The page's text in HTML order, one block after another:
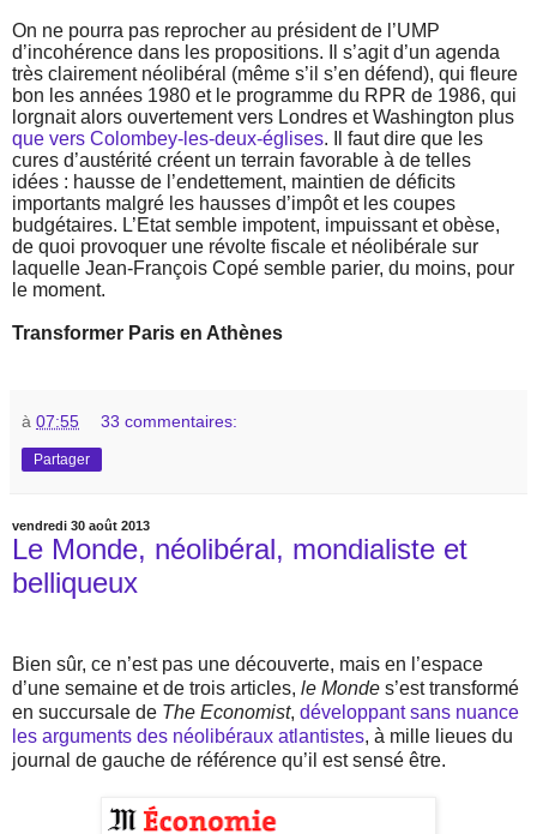
On ne pourra pas reprocher au président de l’UMP
d’incohérence dans les propositions. Il s’agit d’un agenda
très clairement néolibéral (même s’il s’en défend), qui fleure
bon les années 1980 et le programme du RPR de 1986, qui
lorgnait alors ouvertement vers Londres et Washington plus
que vers Colombey-les-deux-églises. Il faut dire que les
cures d’austérité créent un terrain favorable à de telles
idées : hausse de l’endettement, maintien de déficits
importants malgré les hausses d’impôt et les coupes
budgétaires. L’Etat semble impotent, impuissant et obèse,
de quoi provoquer une révolte fiscale et néolibérale sur
laquelle Jean-François Copé semble parier, du moins, pour
le moment.
Transformer Paris en Athènes
à 07:55 33 commentaires:
Partager
vendredi 30 août 2013
Le Monde, néolibéral, mondialiste et
belliqueux
Bien sûr, ce n’est pas une découverte, mais en l’espace
d’une semaine et de trois articles, le Monde s’est transformé
en succursale de The Economist, développant sans nuance
les arguments des néolibéraux atlantistes, à mille lieues du
journal de gauche de référence qu’il est sensé être.